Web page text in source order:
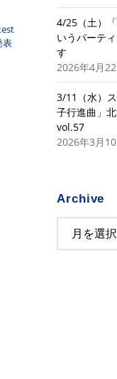
表
4/25（土）
いうパーテ
す
2026年4月
3/11（水）
子行進曲」
vol.57
2026年3月
Archive